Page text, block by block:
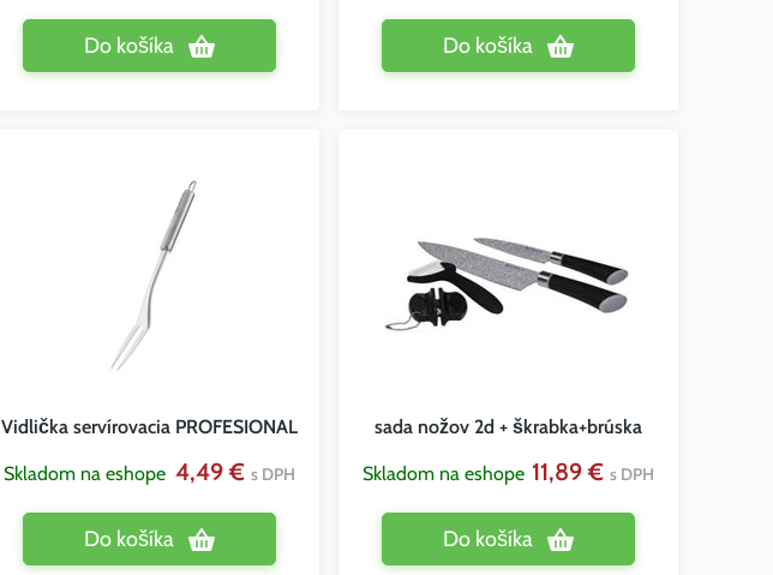
Do košíka Do košíka
Vidlička servírovacia PROFESIONAL
Skladom na eshope 4,49 €s DPH
Do košíka
sada nožov 2d + škrabka+brúska
Skladom na eshope 11,89 €s DPH
Do košíka